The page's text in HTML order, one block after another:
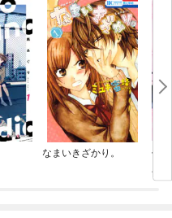
なまいきざかり。
代
婚